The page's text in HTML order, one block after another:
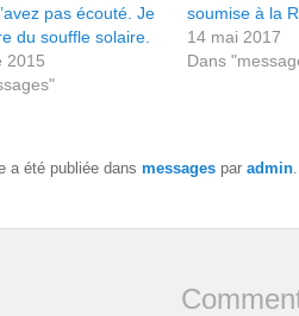
pas écouté. Je
du souffle solaire.
2015
soumise à la
14 mai 2017
Dans
a été publiée dans messages par admin